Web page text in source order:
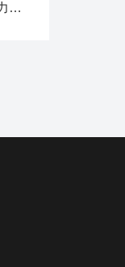
PA5000功率分析仪以逐渐成为电力行业中*仪器之一